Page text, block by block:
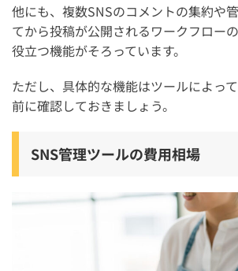
他にも、複数SNSのコメントの集約や
てから投稿が公開されるワークフロー
役立つ機能がそろっています。
ただし、具体的な機能はツールによっ
前に確認しておきましょう。
SNS管理ツールの費用相場